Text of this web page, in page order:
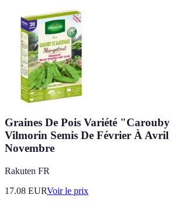
Graines De Pois Variété
Vilmorin Semis De Février À
Novembre
Rakuten FR
17.08 EURVoir le prix